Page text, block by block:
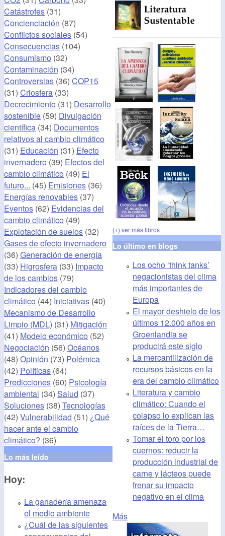
Catástrofes (31)
Concienciación (87)
Conflictos sociales (54)
Consecuencias (104)
Consumismo (32)
Contaminación (34)
Controversias (36) COP15
(31) Criosfera (33)
Decrecimiento (31) Desarrollo
sostenible (59) Divulgación
científica (34) Documentos
relativos al cambio climático
(31) Educación (31) Efecto
invernadero (39) Efectos del
cambio climático (49) El
futuro... (45) Emisiones (36)
Energías renovables (37)
Eventos (62) Evidencias del
cambio climático (49)
Explotación de suelos (32)
Gases de efecto invernadero
(36) Generación de energía
(33) Higrosfera (33) Impacto
de los cambios (79)
Indicadores del cambio
climático (44) Iniciativas (40)
Mecanismo de Desarrollo
Limpio (MDL) (31) Mitigación
(41) Modelo económico (52)
Negociación (56) Océanos
(48) Opinión (73) Polémica
(42) Políticas (64)
Predicciones (60) Psicología
ambiental (34) Salud (37)
Soluciones (38) Tecnologías
(42) Vulnerabilidad (51) ¿Qué
hacer ante el cambio
climático? (36)
Lo más leído
Hoy:
La ganadería amenaza
el medio ambiente
¿Cuál de las siguientes
(+) ver más libros
Lo último en blogs
Los ocho ‘think tanks’
negacionistas del clima
más importantes de
Europa
El mayor deshielo de los
últimos 12.000 años en
Groenlandia se
producirá este siglo
La mercantilización de
recursos básicos en la
era del cambio climático
Literatura y cambio
climático: Cuando el
colapso lo explican las
raíces de la Tierra…
Tomar el toro por los
cuernos: reducir la
producción industrial de
carne y lácteos puede
frenar su impacto
negativo en el clima
Más